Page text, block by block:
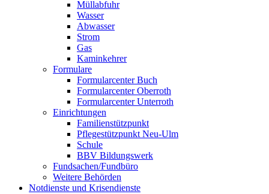
Müllabfuhr
Wasser
Abwasser
Strom
Gas
Kaminkehrer
Formulare
Formularcenter Buch
Formularcenter Oberroth
Formularcenter Unterroth
Einrichtungen
Familienstützpunkt
Pflegestützpunkt Neu-Ulm
Schule
BBV Bildungswerk
Fundsachen/Fundbüro
Weitere Behörden
Notdienste und Krisendienste